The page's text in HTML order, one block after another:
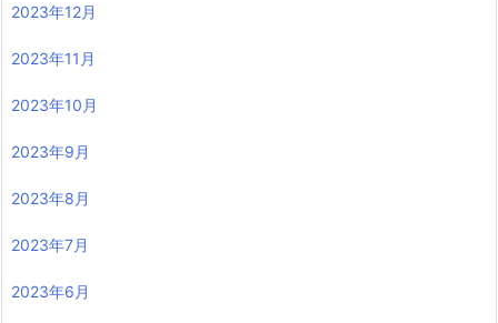
2023年12月
2023年11月
2023年10月
2023年9月
2023年8月
2023年7月
2023年6月